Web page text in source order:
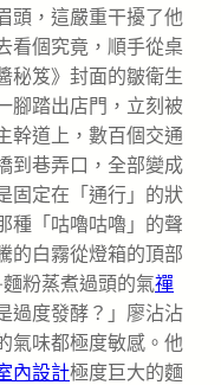
頭，這嚴重干擾了他
看個究竟，順手從桌
秘笈》封面的皺衛生
腳踏出店門，立刻被
幹道上，數百個交通
到巷弄口，全部變成
固定在「通行」的狀
種「咕嚕咕嚕」的聲
的白霧從燈箱的頂部
粉蒸煮過頭的氣禪
過度發酵？」廖沾沾
氣味都極度敏感。他
內設計極度巨大的麵